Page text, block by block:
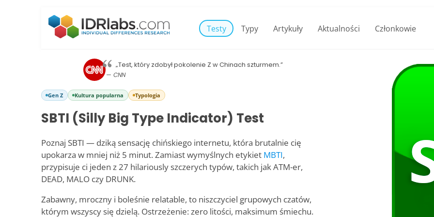
Testy Typy Artykuły Aktualności Członkowie
„Test, który zdobył pokolenie Z w Chinach szturmem.”
— CNN
Gen Z Kultura popularna Typologia
SBTI (Silly Big Type Indicator) Test
Poznaj SBTI — dziką sensację chińskiego internetu, która brutalnie cię
upokarza w mniej niż 5 minut. Zamiast wymyślnych etykiet MBTI,
przypisuje ci jeden z 27 hilariously szczerych typów, takich jak ATM-er,
DEAD, MALO czy DRUNK.
Zabawny, mroczny i boleśnie relatable, to niszczyciel grupowych czatów,
którym wszyscy się dzielą. Ostrzeżenie: zero litości, maksimum śmiechu.